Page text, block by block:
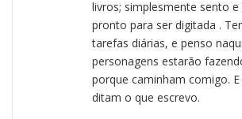
livros; simplesmente sento
pronto para ser digitada .
tarefas diárias, e penso
personagens estarão
porque caminham comigo.
ditam o que escrevo.